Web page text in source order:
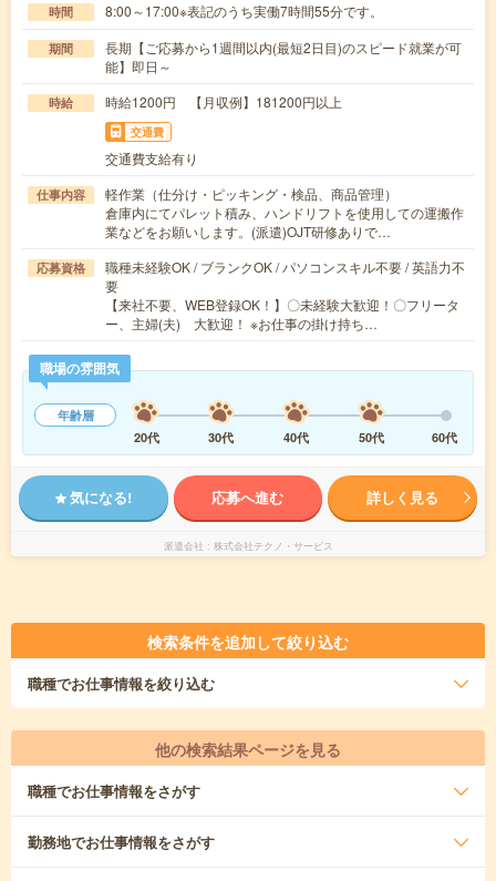
時間 8:00～17:00※表記のうち実働7時間55分です。
期間
長期【ご応募から1週間以内(最短2日目)のスピード就業が可
能】即日～
時給 時給1200円 【月収例】181200円以上
交通費
交通費支給有り
仕事内容
軽作業（仕分け・ピッキング・検品、商品管理）
倉庫内にてパレット積み、ハンドリフトを使用しての運搬作
業などをお願いします。(派遣)OJT研修ありで…
応募資格
職種未経験OK / ブランクOK / パソコンスキル不要 / 英語力不
要
【来社不要、WEB登録OK！】〇未経験大歓迎！〇フリータ
ー、主婦(夫) 大歓迎！ ※お仕事の掛け持ち…
職場の雰囲気
年齢層
20代
30代 40代 50代 60代
気になる! 応募へ進む 詳しく見る
派遣会社 株式会社テクノ・サービス
検索条件を追加して絞り込む
職種でお仕事情報を絞り込む
他の検索結果ページを見る
職種でお仕事情報をさがす
勤務地でお仕事情報をさがす